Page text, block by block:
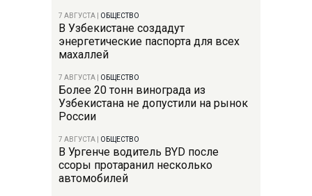
7 АВГУСТА ОБЩЕСТВО
В Узбекистане создадут
энергетические паспорта для всех
махаллей
7 АВГУСТА ОБЩЕСТВО
Более 20 тонн винограда из
Узбекистана не допустили на рынок
России
7 АВГУСТА ОБЩЕСТВО
В Ургенче водитель BYD после
ссоры протаранил несколько
автомобилей